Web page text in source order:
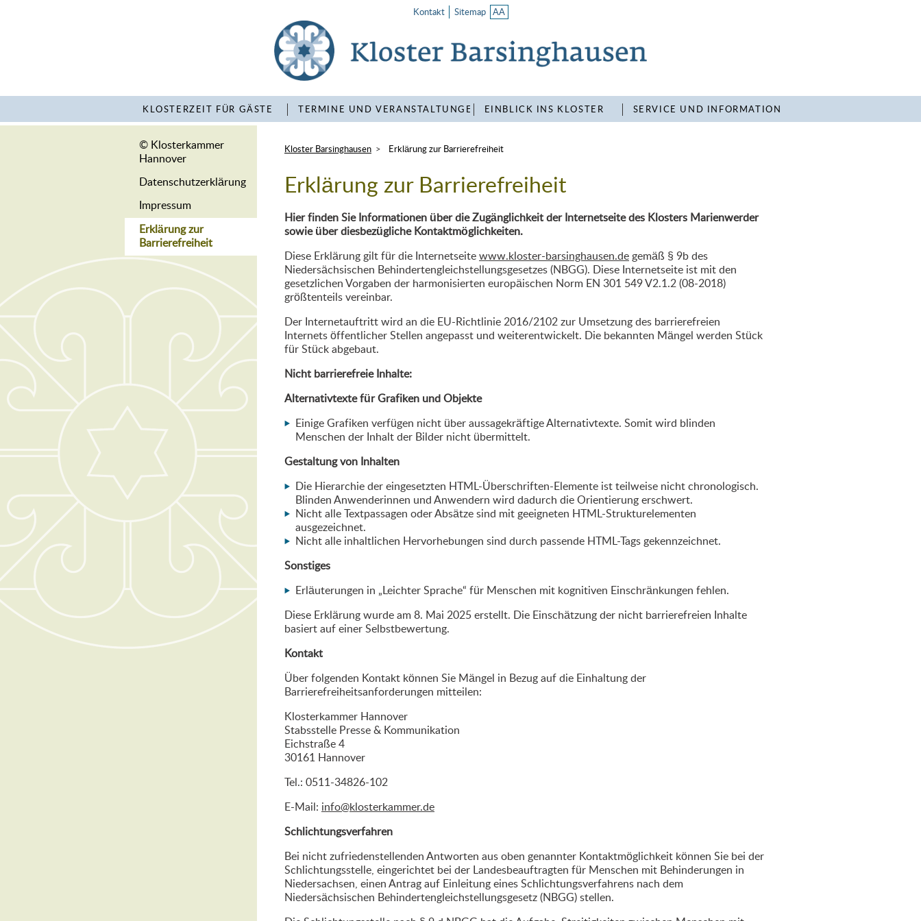
Kontakt Sitemap AA
KLOSTERZEIT FÜR GÄSTE TERMINE UND VERANSTALTUNGEN EINBLICK INS KLOSTER SERVICE UND INFORMATION
© Klosterkammer
Hannover
Datenschutzerklärung
Impressum
Erklärung zur
Barrierefreiheit
Kloster Barsinghausen Erklärung zur Barrierefreiheit
Erklärung zur Barrierefreiheit
Hier finden Sie Informationen über die Zugänglichkeit der Internetseite des Klosters Marienwerder
sowie über diesbezügliche Kontaktmöglichkeiten.
Diese Erklärung gilt für die Internetseite www.kloster-barsinghausen.de gemäß § 9b des
Niedersächsischen Behindertengleichstellungsgesetzes (NBGG). Diese Internetseite ist mit den
gesetzlichen Vorgaben der harmonisierten europäischen Norm EN 301 549 V2.1.2 (08-2018)
größtenteils vereinbar.
Der Internetauftritt wird an die EU-Richtlinie 2016/2102 zur Umsetzung des barrierefreien
Internets öffentlicher Stellen angepasst und weiterentwickelt. Die bekannten Mängel werden Stück
für Stück abgebaut.
Nicht barrierefreie Inhalte:
Alternativtexte für Grafiken und Objekte
Einige Grafiken verfügen nicht über aussagekräftige Alternativtexte. Somit wird blinden
Menschen der Inhalt der Bilder nicht übermittelt.
Gestaltung von Inhalten
Die Hierarchie der eingesetzten HTML-Überschriften-Elemente ist teilweise nicht chronologisch.
Blinden Anwenderinnen und Anwendern wird dadurch die Orientierung erschwert.
Nicht alle Textpassagen oder Absätze sind mit geeigneten HTML-Strukturelementen
ausgezeichnet.
Nicht alle inhaltlichen Hervorhebungen sind durch passende HTML-Tags gekennzeichnet.
Sonstiges
Erläuterungen in „Leichter Sprache“ für Menschen mit kognitiven Einschränkungen fehlen.
Diese Erklärung wurde am 8. Mai 2025 erstellt. Die Einschätzung der nicht barrierefreien Inhalte
basiert auf einer Selbstbewertung.
Kontakt
Über folgenden Kontakt können Sie Mängel in Bezug auf die Einhaltung der
Barrierefreiheitsanforderungen mitteilen:
Klosterkammer Hannover
Stabsstelle Presse & Kommunikation
Eichstraße 4
30161 Hannover
Tel.: 0511-34826-102
E-Mail: info@klosterkammer.de
Schlichtungsverfahren
Bei nicht zufriedenstellenden Antworten aus oben genannter Kontaktmöglichkeit können Sie bei der
Schlichtungsstelle, eingerichtet bei der Landesbeauftragten für Menschen mit Behinderungen in
Niedersachsen, einen Antrag auf Einleitung eines Schlichtungsverfahrens nach dem
Niedersächsischen Behindertengleichstellungsgesetz (NBGG) stellen.